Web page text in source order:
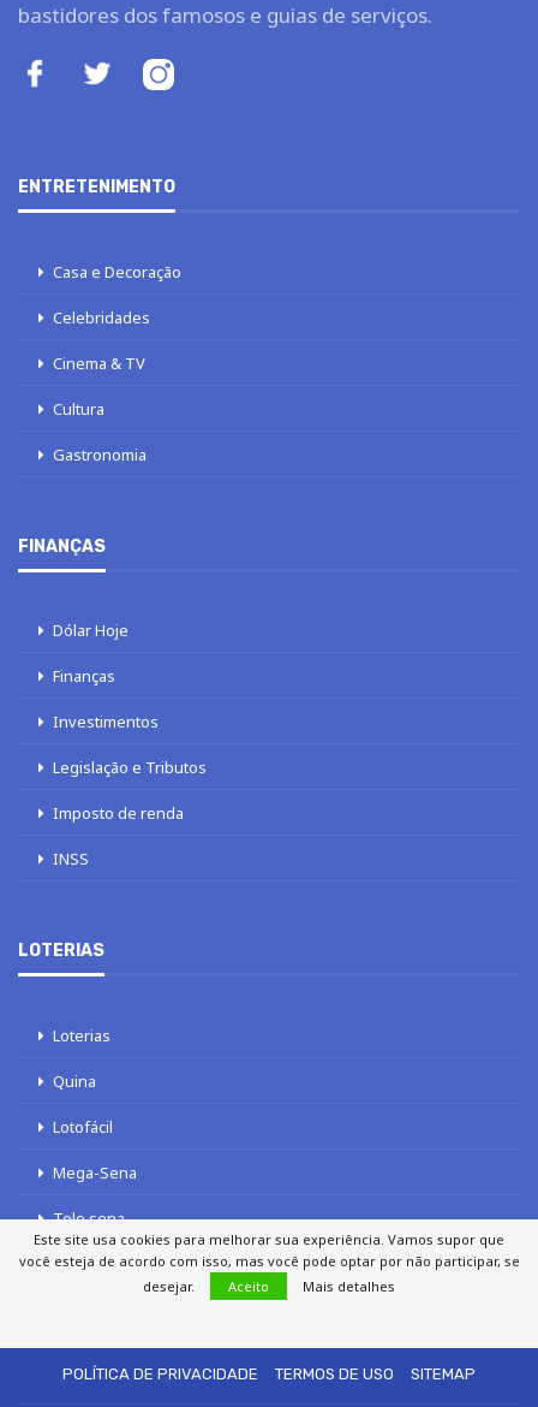
bastidores dos famosos e guias de serviços.
ENTRETENIMENTO
Casa e Decoração
Celebridades
Cinema & TV
Cultura
Gastronomia
FINANÇAS
Dólar Hoje
Finanças
Investimentos
Legislação e Tributos
Imposto de renda
INSS
LOTERIAS
Loterias
Quina
Lotofácil
Mega-Sena
Tele sena
POLÍTICA DE PRIVACIDADE
TERMOS DE USO SITEMAP
Este site usa cookies para melhorar sua experiência. Vamos supor que
você esteja de acordo com isso, mas você pode optar por não participar, se
desejar.
Aceito Mais detalhes